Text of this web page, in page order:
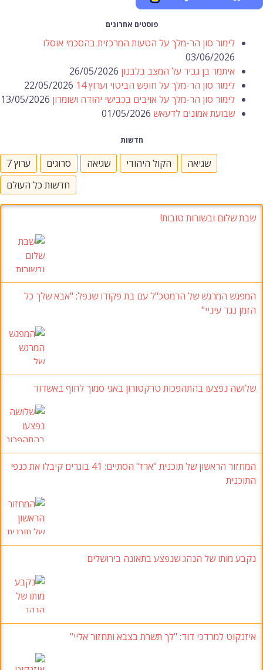
פוסטים אחרונים
לימור סון הר-מלך על הטעות המרכזית בהסכמי אוסלו
03/06/2026
איתמר בן גביר על המצב בלבנון 26/05/2026
לימור סון הר-מלך על חופש הביטוי וערוץ 14
22/05/2026
לימור סון הר-מלך על אויבים בכבישי יהודה ושומרון 13/05/2026
שבועת אמונים לדעאש 01/05/2026
חדשות
ערוץ 7 סרוגים שגיאה הקול היהודי
שגיאה
חדשות כל העולם
שבת שלום ובשורות טובות!
המפגש המרגש של הרמטכ"ל עם בת פקודו שנפל: "אבא שלך כל
הזמן נגד עיניי"
שלושה נפצעו בהתהפכות טרקטורון באגי סמוך לחוף באשדוד
המחזור הראשון של תוכנית "ארז" הסתיים: 41 בוגרים קיבלו את כנפי
התוכנית
נקבע מותו של הנהג שנפצע בתאונה בירושלים
איזנקוט למרדכי דוד: "לך תשרת בצבא ותחזור אליי"